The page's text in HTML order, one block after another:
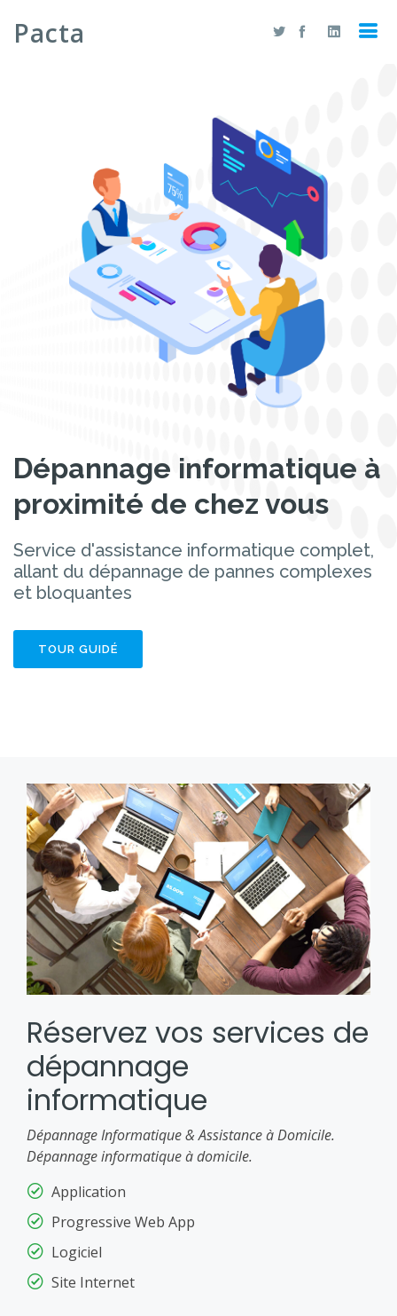
Pacta
Dépannage informatique à
proximité de chez vous
Service d'assistance informatique complet,
allant du dépannage de pannes complexes
et bloquantes
TOUR GUIDÉ
Réservez vos services de
dépannage
informatique
Dépannage Informatique & Assistance à Domicile.
Dépannage informatique à domicile.
Application
Progressive Web App
Logiciel
Site Internet